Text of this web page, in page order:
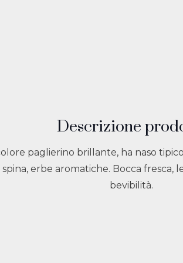
Descrizione
paglierino brillante, ha naso
spina, erbe aromatiche. Bocca fresca,
bevibilità.